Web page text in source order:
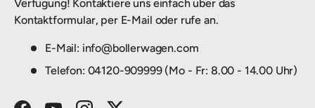
Verfügung! Kontaktiere uns einfach über das
Kontaktformular, per E-Mail oder rufe an.
E-Mail: info@bollerwagen.com
Telefon: 04120-909999 (Mo - Fr: 8.00 - 14.00 Uhr)